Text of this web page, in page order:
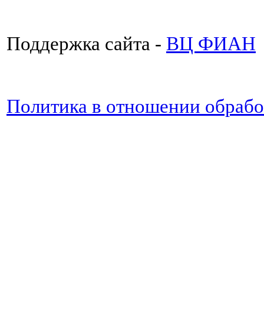
Поддержка сайта - ВЦ ФИАН
Политика в отношении